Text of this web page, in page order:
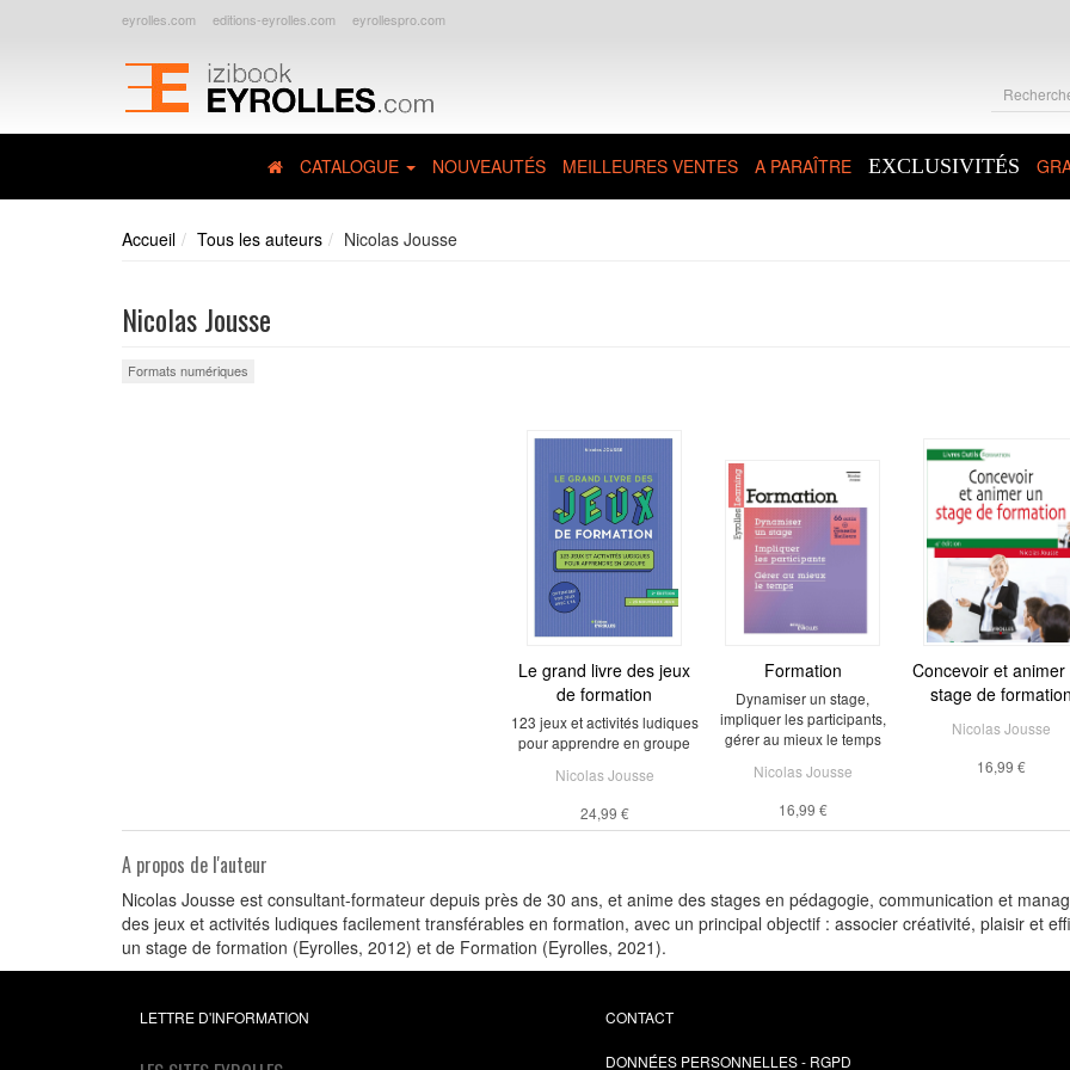
eyrolles.com editions-eyrolles.com eyrollespro.com
CATALOGUE NOUVEAUTÉS MEILLEURES VENTES A PARAÎTRE EXCLUSIVITÉS
Accueil Tous les auteurs Nicolas Jousse
Nicolas Jousse
Formats numériques
Le grand livre des jeux
de formation
123 jeux et activités ludiques
pour apprendre en groupe
Nicolas Jousse
24,99 €
Formation
Dynamiser un stage,
impliquer les participants,
gérer au mieux le temps
Nicolas Jousse
16,99 €
Concevoir et animer
stage de formation
Nicolas Jousse
16,99 €
A propos de l'auteur
Nicolas Jousse est consultant-formateur depuis près de 30 ans, et anime des stages en pédagogie, communication et
des jeux et activités ludiques facilement transférables en formation, avec un principal objectif : associer créativité, plaisir et
un stage de formation (Eyrolles, 2012) et de Formation (Eyrolles, 2021).
LETTRE D'INFORMATION CONTACT
DONNÉES PERSONNELLES - RGPD